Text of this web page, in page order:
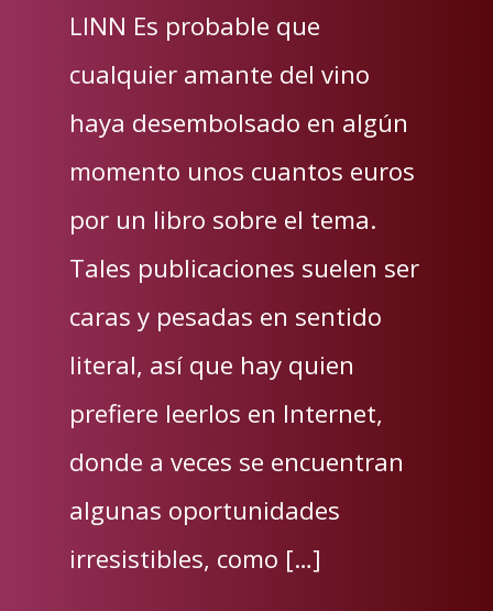
LINN Es probable que
cualquier amante del vino
haya desembolsado en algún
momento unos cuantos euros
por un libro sobre el tema.
Tales publicaciones suelen ser
caras y pesadas en sentido
literal, así que hay quien
prefiere leerlos en Internet,
donde a veces se encuentran
algunas oportunidades
irresistibles, como […]